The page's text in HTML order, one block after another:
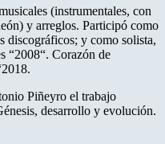
(instrumentales, con
y arreglos. Participó como
discográficos; y como solista,
“2008“. Corazón de
Piñeyro el trabajo
desarrollo y evolución.